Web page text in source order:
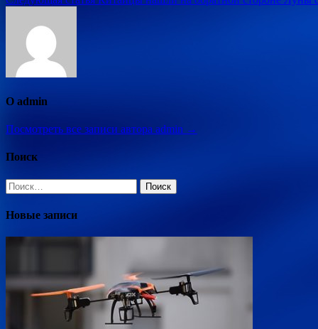
по
записям
О admin
Посмотреть все записи автора admin →
Поиск
Найти:
Новые записи